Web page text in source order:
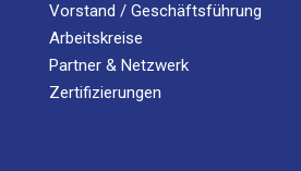
Vorstand / Geschäftsführung
Arbeitskreise
Partner & Netzwerk
Zertifizierungen